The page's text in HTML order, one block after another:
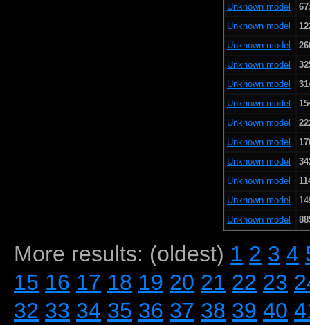
Unknown model
Unknown model
Unknown model
Unknown model
Unknown model
Unknown model
Unknown model
Unknown model
Unknown model
Unknown model
Unknown model
Unknown model
More results: (oldest) 1 2 3 4
15 16 17 18 19 20 21 22 23
32 33 34 35 36 37 38 39 40